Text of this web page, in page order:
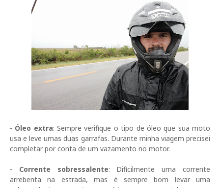
- Óleo extra: Sempre verifique o tipo de óleo que sua moto
usa e leve umas duas garrafas. Durante minha viagem precisei
completar por conta de um vazamento no motor.
- Corrente sobressalente: Dificilmente uma corrente
arrebenta na estrada, mas é sempre bom levar uma